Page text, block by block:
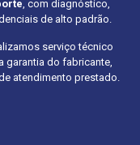
, com diagnóstico,
de alto padrão.
serviço técnico
garantia do fabricante,
atendimento prestado.